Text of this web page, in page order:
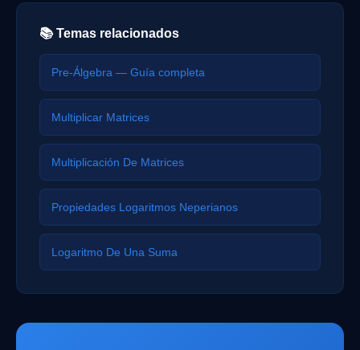
📚 Temas relacionados
Pre-Álgebra — Guía completa
Multiplicar Matrices
Multiplicación De Matrices
Propiedades Logaritmos Neperianos
Logaritmo De Una Suma